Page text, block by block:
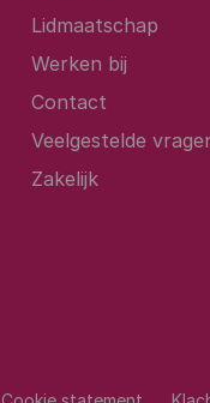
Lidmaatschap
Werken bij
Contact
Veelgestelde
Zakelijk